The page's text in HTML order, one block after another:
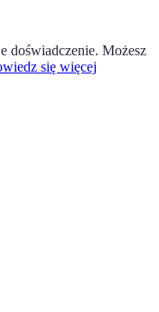
doświadczenie. Możesz
się więcej